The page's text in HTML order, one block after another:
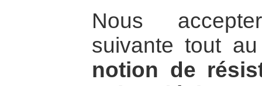
Nous
suivante tout
notion de